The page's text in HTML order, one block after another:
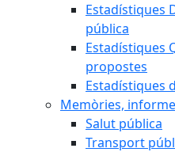
Estadístiques
pública
Estadístiques
propostes
Estadístiques
Memòries,
Salut pública
Transport